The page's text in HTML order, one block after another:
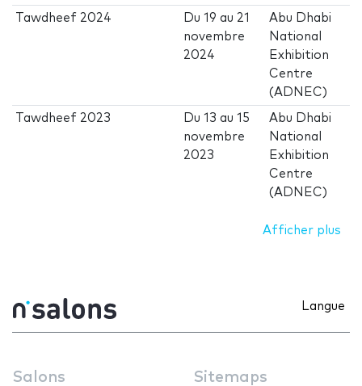
Tawdheef 2024 Du19 au 21
novembre
2024
Abu Dhabi
National
Exhibition
Centre
(ADNEC)
Tawdheef 2023 Du13 au15
novembre
2023
Abu Dhabi
National
Exhibition
Centre
(ADNEC)
Afficher plus
Langue
Salons Sitemaps